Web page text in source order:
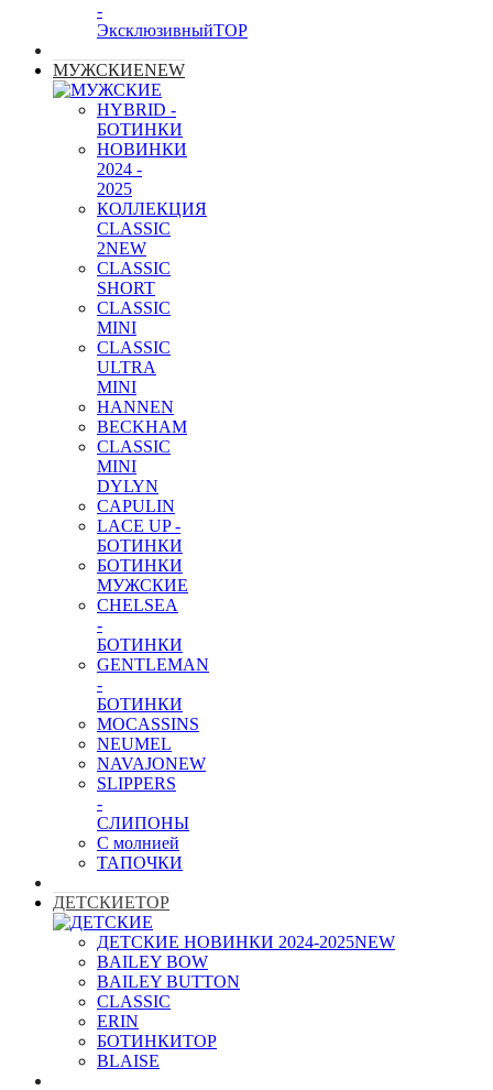
-
ЭксклюзивныйTOP
МУЖСКИЕNEW
HYBRID -
БОТИНКИ
НОВИНКИ
2024 -
2025
КОЛЛЕКЦИЯ
CLASSIC
2NEW
CLASSIC
SHORT
CLASSIC
MINI
CLASSIC
ULTRA
MINI
HANNEN
BECKHAM
CLASSIC
MINI
DYLYN
CAPULIN
LACE UP -
БОТИНКИ
БОТИНКИ
МУЖСКИЕ
CHELSEA
-
БОТИНКИ
GENTLEMAN
-
БОТИНКИ
MOCASSINS
NEUMEL
NAVAJONEW
SLIPPERS
-
СЛИПОНЫ
С молнией
ТАПОЧКИ
ДЕТСКИЕTOP
ДЕТСКИЕ НОВИНКИ 2024-2025NEW
BAILEY BOW
BAILEY BUTTON
CLASSIC
ERIN
БОТИНКИTOP
BLAISE